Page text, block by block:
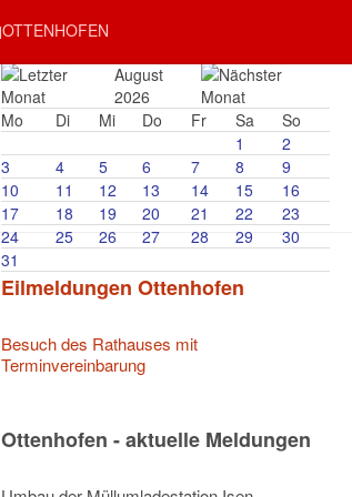
OTTENHOFEN
August
2026
Mo
Di Mi Do Fr Sa
So
1
2
3
4 5 6 7 8
9
10
11 12 13 14 15
16
17
18 19 20 21 22
23
24
25 26 27 28 29
30
31
Eilmeldungen Ottenhofen
Besuch des Rathauses mit
Terminvereinbarung
Ottenhofen - aktuelle Meldungen